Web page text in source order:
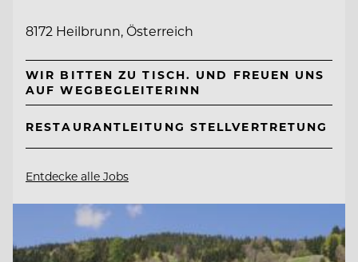
8172 Heilbrunn, Österreich
WIR BITTEN ZU TISCH. UND FREUEN UNS
AUF WEGBEGLEITERINN
RESTAURANTLEITUNG STELLVERTRETUNG
Entdecke alle Jobs